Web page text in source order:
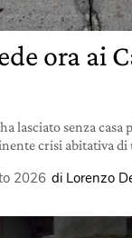
ora ai
lasciato senza casa
crisi abitativa
2026 di Lorenzo